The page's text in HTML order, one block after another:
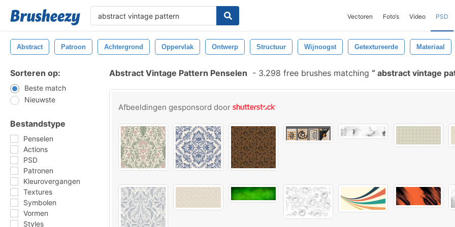
Vectoren Foto‘s Video PSD
Abstract Patroon Achtergrond Oppervlak Ontwerp Structuur Wijnoogst Getextureerde Materiaal
Sorteren op:
Beste match
Nieuwste
Bestandstype
Penselen
Actions
PSD
Patronen
Kleurovergangen
Textures
Symbolen
Vormen
Styles
Abstract Vintage Pattern Penselen - 3.298 free brushes matching abstract vintage
Afbeeldingen gesponsord door